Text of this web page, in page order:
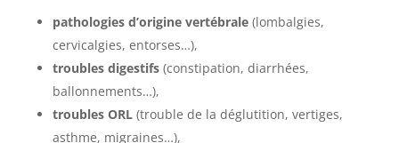
pathologies d’origine vertébrale(lombalgies,
cervicalgies, entorses…),
troubles digestifs(constipation, diarrhées,
ballonnements…),
troubles ORL(trouble de la déglutition, vertiges,
asthme, migraines…),